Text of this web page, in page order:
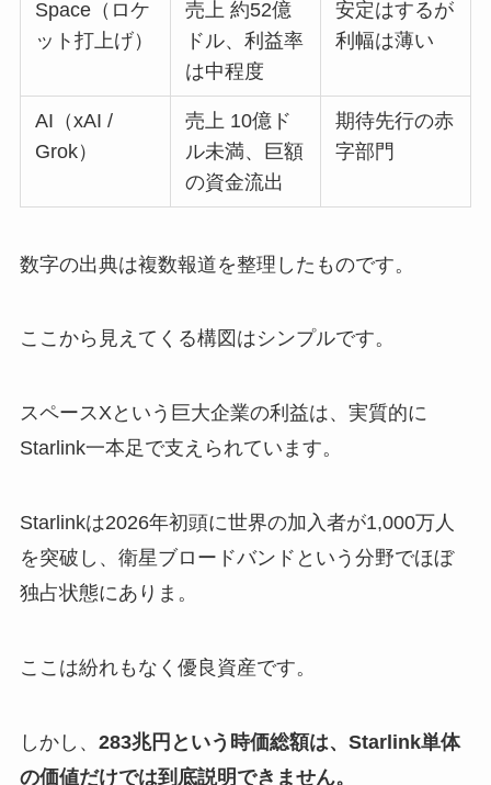
Space（ロケ
ット打上げ）
売上 約52億
ドル、利益率
は中程度
安定はするが
利幅は薄い
AI（xAI /
Grok）
売上 10億ド
ル未満、巨額
の資金流出
期待先行の赤
字部門
数字の出典は複数報道を整理したものです。
ここから見えてくる構図はシンプルです。
スペースXという巨大企業の利益は、実質的に
Starlink一本足で支えられています。
Starlinkは2026年初頭に世界の加入者が1,000万人
を突破し、衛星ブロードバンドという分野でほぼ
独占状態にありま。
ここは紛れもなく優良資産です。
しかし、 283兆円という時価総額は、Starlink単体
の価値だけでは到底説明できません。